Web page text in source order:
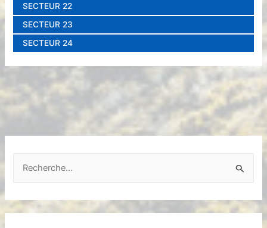
SECTEUR 22
SECTEUR 23
SECTEUR 24
h